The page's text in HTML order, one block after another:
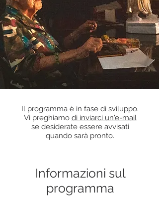
Il programma è in fase di sviluppo.
Vi preghiamo di inviarci un'e-mail
se desiderate essere avvisati
quando sarà pronto.
Informazioni sul
programma